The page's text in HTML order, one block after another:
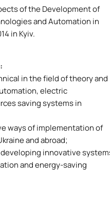
мов
підтримка
вчених
НУБіП України
пам'ятки
діяльність
комплекс, лісове і
господарство, ветеринарна
України
автору
НТЗ
проведення науково-
та організації
послуг
«Голосіївська ініціатива
та працівники
України
кур'єр
університету
інформації
антикорупційного
України
правові акти
акти НУБіП України
НАЗК
заходи
of the Development of
and Automation in
in Kyiv.
in the field of theory and
electric
saving systems in
ways of implementation of
and abroad;
innovative
and energy-saving